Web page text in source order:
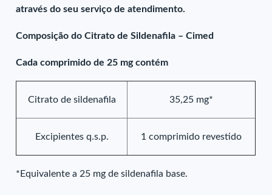
através do seu serviço de atendimento.
Composição do Citrato de Sildenafila – Cimed
Cada comprimido de 25 mg contém
Citrato de sildenafila 35,25 mg*
Excipientes q.s.p. 1 comprimido revestido
*Equivalente a 25 mg de sildenafila base.